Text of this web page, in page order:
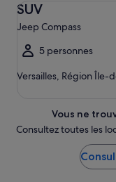
SUV
Jeep Compass
5 personnes
Versailles, Région Île-
Vous ne
Consultez toutes les